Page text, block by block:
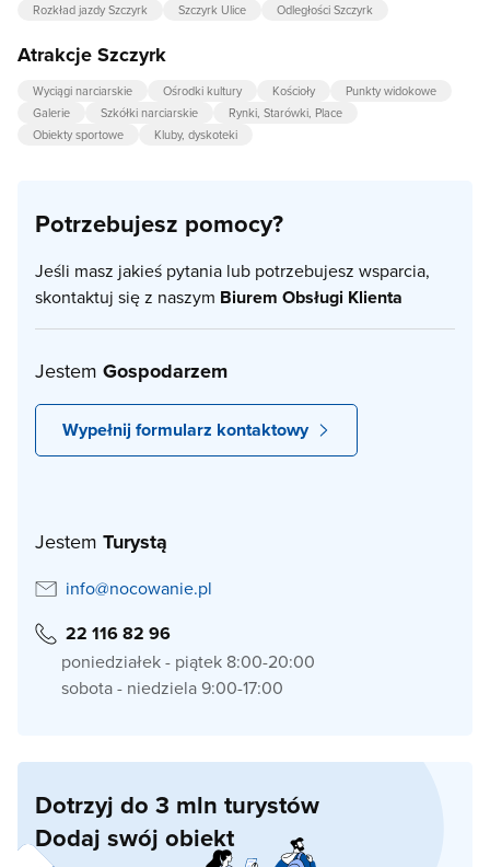
Rozkład jazdy Szczyrk
Szczyrk Ulice Odległości Szczyrk
Atrakcje Szczyrk
Wyciągi narciarskie Ośrodki kultury Kościoły
Punkty widokowe
Galerie
Szkółki narciarskie
Rynki, Starówki, Place
Obiekty sportowe
Kluby, dyskoteki
Potrzebujesz pomocy?
Jeśli masz jakieś pytania lub potrzebujesz wsparcia,
skontaktuj się z naszym Biurem Obsługi Klienta
Jestem Gospodarzem
Wypełnij formularz kontaktowy
Jestem Turystą
info@nocowanie.pl
22 116 82 96
poniedziałek - piątek 8:00-20:00
sobota - niedziela 9:00-17:00
Dotrzyj do 3 mln turystów
Dodaj swój obiekt